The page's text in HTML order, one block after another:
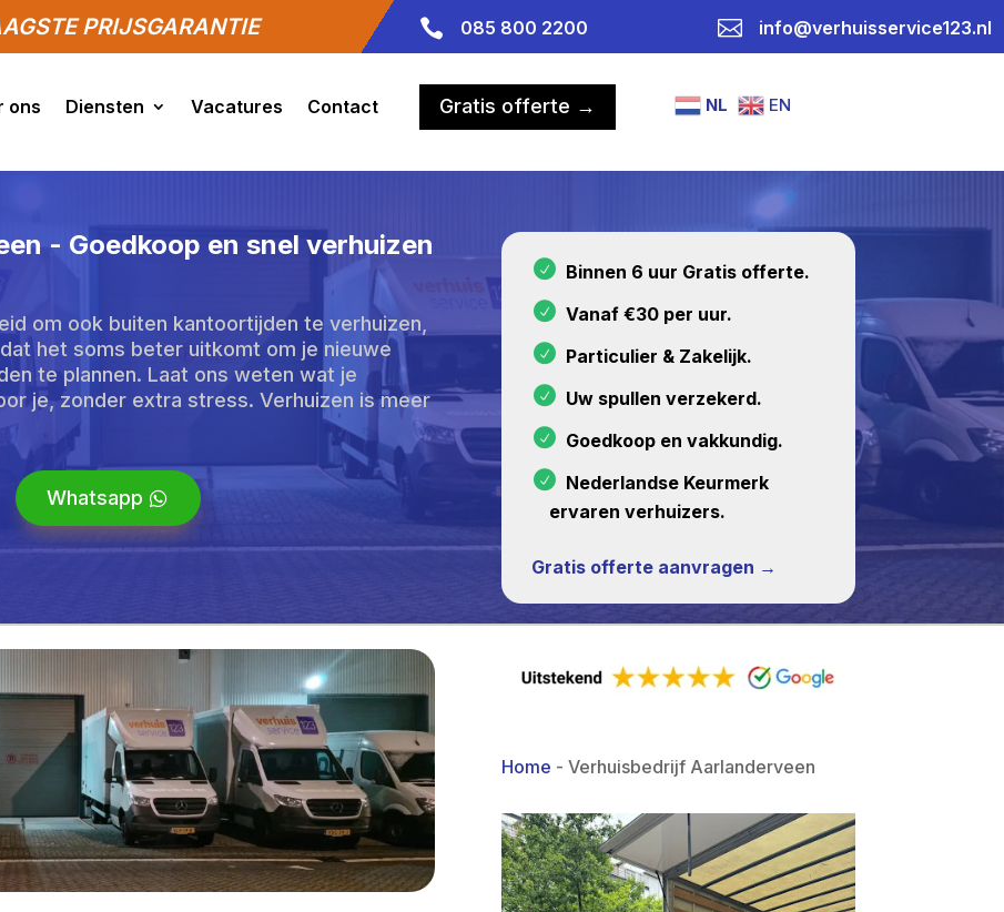
PRIJSGARANTIE  085 800 2200  info@verhuisservice123.nl
ons Diensten Vacatures Contact Gratis offerte → NL EN
- Goedkoop en snel verhuizen
om ook buiten kantoortijden te verhuizen,
het soms beter uitkomt om je nieuwe
te plannen.​ Laat ons weten wat je
je, zonder extra stress.​ Verhuizen is meer
Whatsapp
Binnen 6 uur Gratis offerte.
Vanaf €30 per uur.
Particulier & Zakelijk.
Uw spullen verzekerd.
Goedkoop en vakkundig.
Nederlandse Keurmerk
ervaren verhuizers.
Gratis offerte aanvragen →
Home - Verhuisbedrijf Aarlanderveen